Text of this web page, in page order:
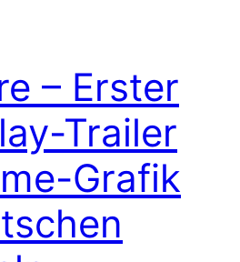
– Erster
Trailer
Grafik